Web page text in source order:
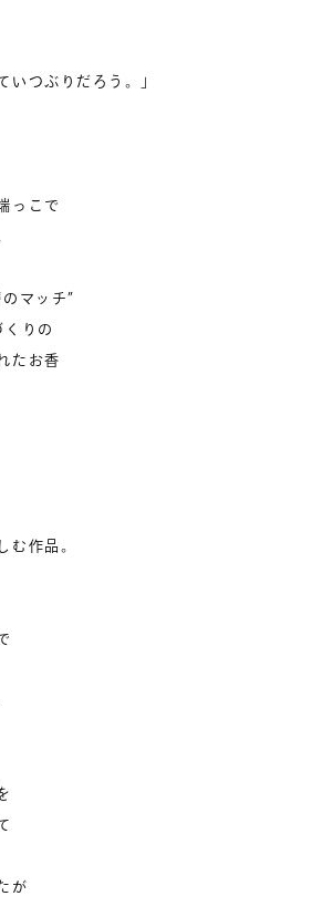
商品
す。
いつぶりだろう。」
っこで
マッチ”
くりの
たお香
む作品。
が